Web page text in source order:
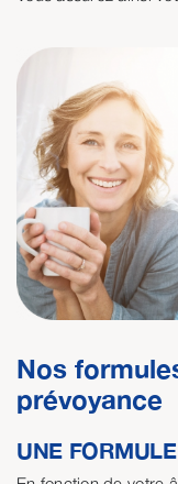
Nos
prévoyance
UNE